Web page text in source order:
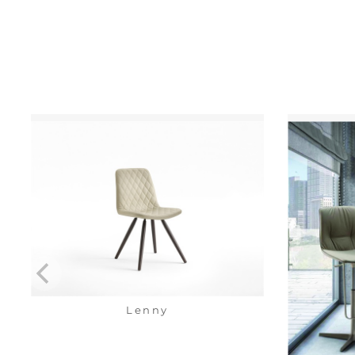
Lenny